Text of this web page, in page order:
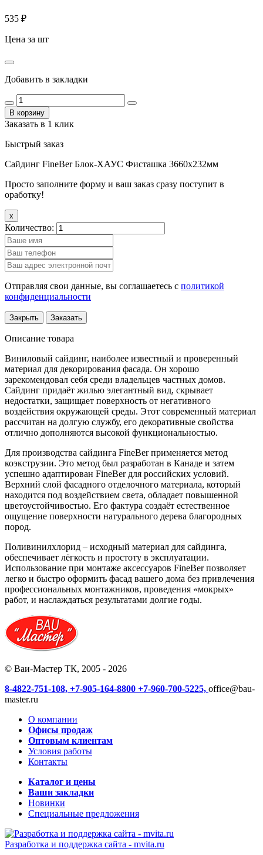
535 ₽
Цена за шт
Добавить в закладки
В корзину
Заказать в 1 клик
Быстрый заказ
Сайдинг FineBer Блок-ХАУС Фисташка 3660х232мм
Просто заполните форму и ваш заказ сразу поступит в
оработку!
x
Количество:
Отправляя свои данные, вы соглашаетесь с политикой
конфиденциальности
Закрыть Заказать
Описание товара
Виниловый сайдинг, наиболее известный и проверенный
материал для декорирования фасада. Он хорошо
зарекомендовал себя среди владельцев частных домов.
Сайдинг придаёт жилью элегантный вид, скрывает
недостатки, защищает поверхность от негативного
воздействия окружающей среды. Этот современный материал
рассчитан на долгую службу, его декоративные свойства
отлично дополняются высокой функциональностью.
Для производства сайдинга FineBer применяется метод
коэкструзии. Это метод был разработан в Канаде и затем
успешно адаптирован FineBer для российских условий.
Верхний слой фасадного отделочного материала, который
находится под воздействием света, обладает повышенной
цветоустойчивостью. Его фактура создаёт естественное
ощущение поверхности натурального дерева благородных
пород.
Поливинилхлорид – исходный материал для сайдинга,
обеспечивает лёгкость и простоту в эксплуатации.
Использование при монтаже аксессуаров FineBer позволяет
легко и быстро оформить фасад вашего дома без привлечения
профессиональных монтажников, проведения «мокрых»
работ, и наслаждаться результатами долгие годы.
© Ваи-Мастер ТК, 2005 - 2026
8-4822-751-108, +7-905-164-8800 +7-960-700-5225, office@bau-
master.ru
О компании
Офисы продаж
Оптовым клиентам
Условия работы
Контакты
Каталог и цены
Ваши закладки
Новинки
Специальные предложения
Разработка и поддержка сайта - mvita.ru